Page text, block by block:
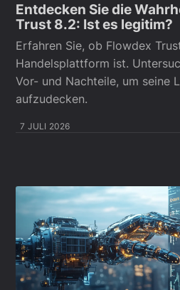
Entdecken Sie die
Trust 8.2: Ist es legitim?
Erfahren Sie, ob Flowdex
Handelsplattform ist.
Vor- und Nachteile, um seine
aufzudecken.
7 JULI 2026